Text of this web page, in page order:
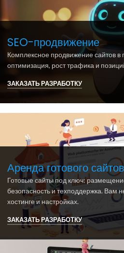
SEO-продвижение
Комплексное продвижение сайтов в
оптимизация, рост трафика и
ЗАКАЗАТЬ РАЗРАБОТКУ
Аренда готового сайтов
Готовые сайты под ключ:
безопасность и техподдержка. Вам
хостинге и настройках.
ЗАКАЗАТЬ РАЗРАБОТКУ